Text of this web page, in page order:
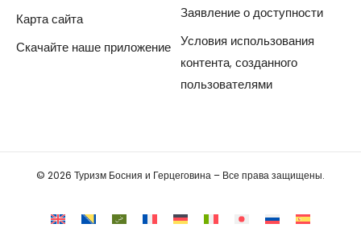
Карта сайта
Скачайте наше приложение
Заявление о доступности
Условия использования
контента, созданного
пользователями
© 2026 Туризм Босния и Герцеговина – Все права защищены.